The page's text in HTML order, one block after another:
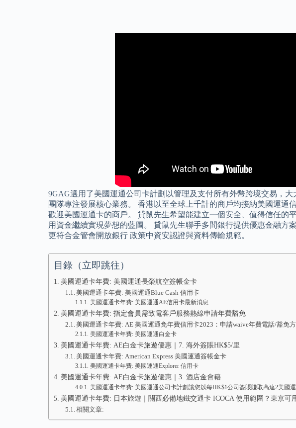
9GAG選用了美國運通公司卡計劃以管理及支付所有外幣跨境交易，
團隊專注發展核心業務。 香港以至全球上千計的商戶均接納美國運通
歡迎美國運通卡的商戶。 貸鼠先生希望能建立一個安全、值得信任的
用資金繼續實現夢想的藍圖。 貸鼠先生聯手多間銀行提供優惠金融方
更符合金管會開放銀行 政策中資安認證與資料傳輸規範。
目錄（立即跳往）
美國運通卡年費: 美國運通長榮航空簽帳金卡
美國運通卡年費: 美國運通Blue Cash 信用卡
美國運通卡年費: 美國運通AE信用卡最新消息
美國運通卡年費: 指定會員需致電客戶服務熱線申請年費豁免
美國運通卡年費: AE 美國運通免年費信用卡2023：申請waive年費電話/豁免
美國運通卡年費: 美國運通白金卡
美國運通卡年費: AE白金卡旅遊優惠｜7. 海外簽賬HK$5/里
美國運通卡年費: American Express 美國運通簽帳金卡
美國運通卡年費: 美國運通Explorer 信用卡
美國運通卡年費: AE白金卡旅遊優惠｜3. 酒店金會籍
美國運通卡年費: 美國運通公司卡計劃讓您以每HK$1公司簽賬賺取高達2美國運
美國運通卡年費: 日本旅遊｜關西必備地鐵交通卡 ICOCA 使用範圍？東京可
相關文章: